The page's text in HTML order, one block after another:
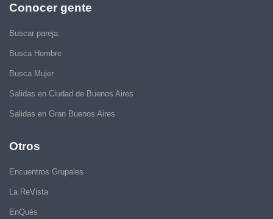
Conocer gente
Buscar pareja
Busca Hombre
Busca Mujer
Salidas en Ciudad de Buenos Aires
Salidas en Gran Buenos Aires
Otros
Encuentros Grupales
La ReVista
EnQués